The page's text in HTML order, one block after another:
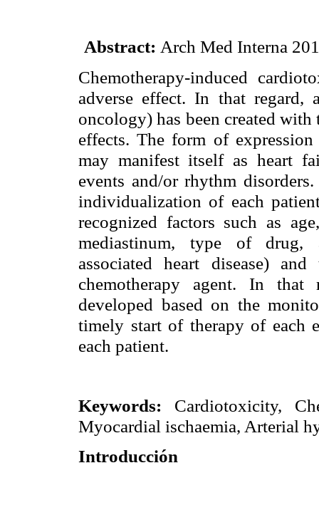
Abstract: Arch Med Interna
Chemotherapy-induced
adverse effect. In that regard,
oncology) has been created
effects. The form of
may manifest itself as heart
events and/or rhythm
individualization of each
recognized factors such as
mediastinum, type of drug,
associated heart disease)
chemotherapy agent. In that
developed based on the
timely start of therapy of each
each patient.
Keywords: Cardiotoxicity,
Myocardial ischaemia, Arterial
Introducción